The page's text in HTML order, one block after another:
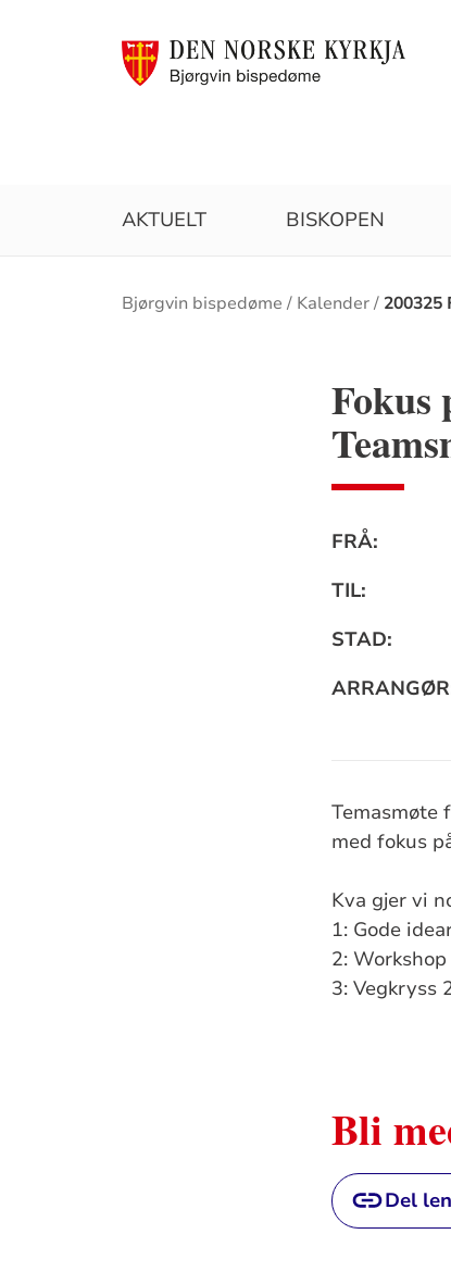
AKTUELT BISKOPEN
Brødsmulesti
Bjørgvin bispedøme Kalender
Fokus
FRÅ:
TIL:
STAD:
Temasmøte
med fokus
Kva gjer vi
1: Gode
2:
3: Vegkryss
Bli
Del